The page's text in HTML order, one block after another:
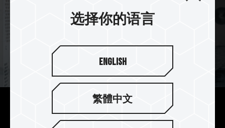
白色主题经典永恒之选
选择你的语言
English
繁體中文